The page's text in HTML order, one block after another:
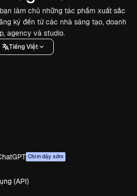
làm chủ những tác phẩm xuất sắc
ký đến từ các nhà sáng tạo, doanh
agency và studio.
Tiếng Việt
Chim dậy sớm
(API)